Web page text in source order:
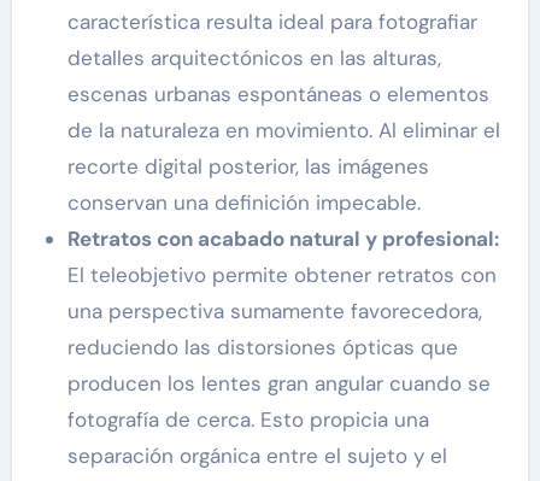
característica resulta ideal para fotografiar
detalles arquitectónicos en las alturas,
escenas urbanas espontáneas o elementos
de la naturaleza en movimiento. Al eliminar el
recorte digital posterior, las imágenes
conservan una definición impecable.
Retratos con acabado natural y profesional:
El teleobjetivo permite obtener retratos con
una perspectiva sumamente favorecedora,
reduciendo las distorsiones ópticas que
producen los lentes gran angular cuando se
fotografía de cerca. Esto propicia una
separación orgánica entre el sujeto y el